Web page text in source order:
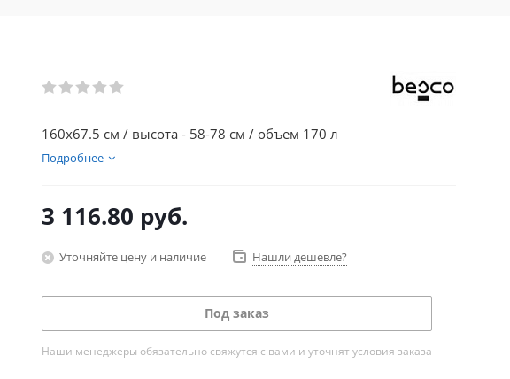
160х67.5 см / высота - 58-78 см / объем 170 л
Подробнее
3 116.80 руб.
Уточняйте цену и наличие Нашли дешевле?
Под заказ
Наши менеджеры обязательно свяжутся с вами и уточнят условия заказа